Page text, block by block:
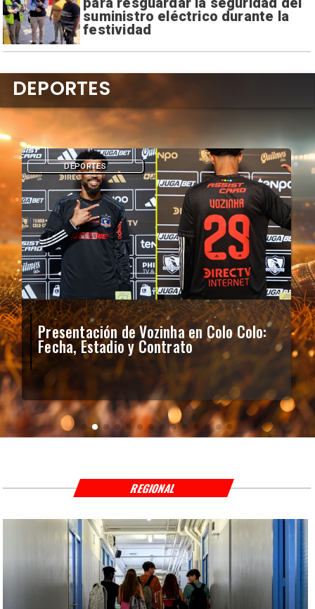
para resguardar la seguridad del
suministro eléctrico durante la
festividad
Presentación de Vozinha en Colo Colo:
Fecha, Estadio y Contrato
DEPORTES
DEPORTES
REGIONAL